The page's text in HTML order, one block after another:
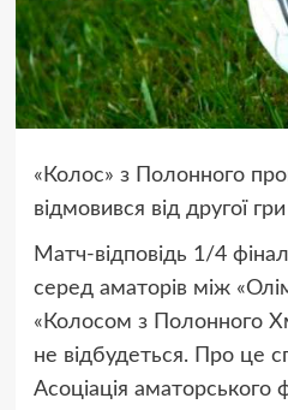
«Колос» з Полонного
відмовився від другої гри
Матч-відповідь 1/4
серед аматорів між
«Колосом з Полонного
не відбудеться. Про це
Асоціація аматорського